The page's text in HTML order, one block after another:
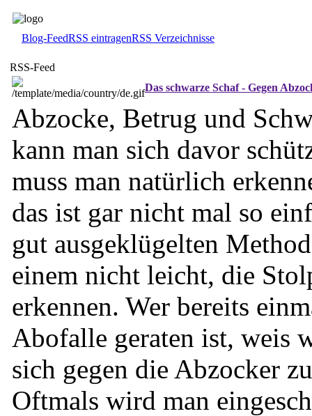
Blog-FeedRSS eintragenRSS Verzeichnisse
RSS-Feed
Das schwarze Schaf - Gegen
Abzocke, Betrug und
kann man sich davor
muss man natürlich
das ist gar nicht mal so
gut ausgeklügelten
einem nicht leicht, die
erkennen. Wer bereits
Abofalle geraten ist, weis
sich gegen die Abzocker
Oftmals wird man